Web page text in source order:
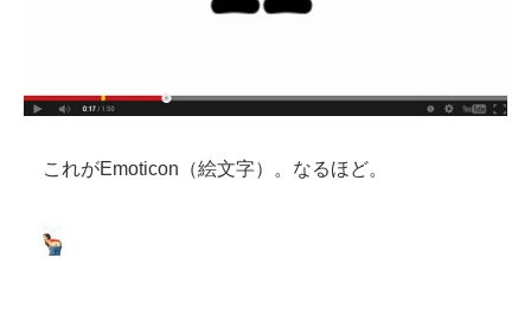
これがEmoticon（絵文字）。なるほど。